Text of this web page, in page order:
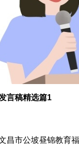
言稿精选篇1
昌市公坡昼锦教育